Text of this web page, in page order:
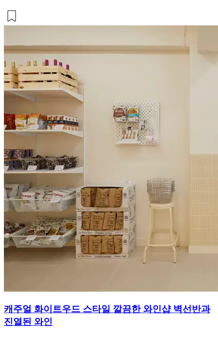
캐주얼 화이트우드 스타일 깔끔한 와인샵 벽선반과
진열된 와인